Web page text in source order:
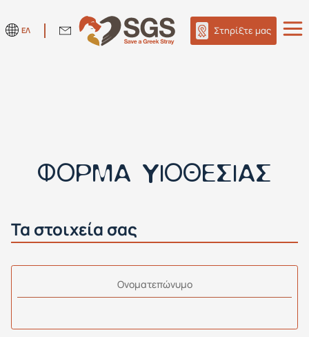
ΕΛ Στηρίξτε μας
ΦΟΡΜΑ ΥΙΟΘΕΣΙΑΣ
Τα στοιχεία σας
Oνοματεπώνυμο